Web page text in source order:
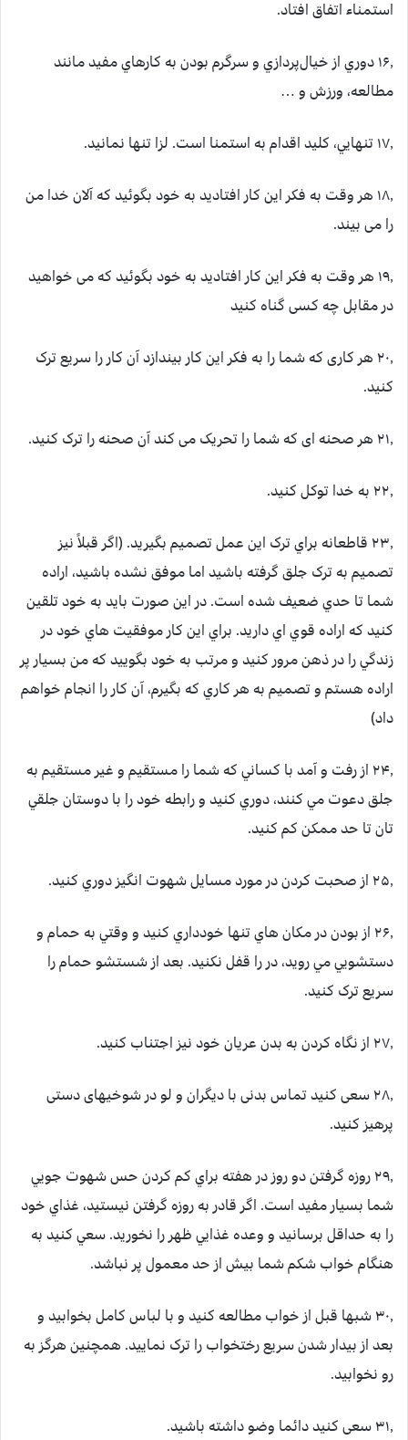
استمناء اتفاق افتاد.
۱۶٫ دوري از خيال‌پردازي و سرگرم بودن به كارهاي مفيد مانند
مطالعه، ورزش و …
۱۷٫ تنهايي، كليد اقدام به استمنا است. لزا تنها نمانید.
۱۸٫ هر وقت به فکر این کار افتادید به خود بگوئید که آلان خدا من
را می بیند.
۱۹٫ هر وقت به فکر این کار افتادید به خود بگوئید که می خواهید
در مقابل چه کسی گناه کنید
۲۰٫ هر کاری که شما را به فکر این کار بیندازد آن کار را سریع ترک
کنید.
۲۱٫ هر صحنه ای که شما را تحریک می کند آن صحنه را ترک کنید.
۲۲٫ به خدا توکل کنيد.
۲۳٫ قاطعانه براي ترک این عمل تصميم بگيريد. (اگر قبلاً نيز
تصميم به ترک جلق گرفته باشيد اما موفق نشده باشيد، اراده
شما تا حدي ضعيف شده است. در اين صورت بايد به خود تلقين
کنيد که اراده قوي اي داريد. براي اين کار موفقيت هاي خود در
زندگي را در ذهن مرور کنيد و مرتب به خود بگوييد که من بسيار پر
اراده هستم و تصميم به هر کاري که بگيرم، آن کار را انجام خواهم
داد)
۲۴٫ از رفت و آمد با کساني که شما را مستقيم و غير مستقيم به
جلق دعوت مي کنند، دوري کنيد و رابطه خود را با دوستان جلقي
تان تا حد ممکن کم کنيد.
۲۵٫ از صحبت کردن در مورد مسايل شهوت انگيز دوري کنيد.
۲۶٫ از بودن در مکان هاي تنها خودداري کنيد و وقتي به حمام و
دستشويي مي رويد، در را قفل نکنيد. بعد از شستشو حمام را
سريع ترک کنيد.
۲۷٫ از نگاه کردن به بدن عريان خود نيز اجتناب کنيد.
۲۸٫ سعی کنید تماس بدنی با دیگران و لو در شوخیهای دستی
پرهیز کنید.
۲۹٫ روزه گرفتن دو روز در هفته براي کم کردن حس شهوت جويي
شما بسيار مفيد است. اگر قادر به روزه گرفتن نيستيد، غذاي خود
را به حداقل برسانيد و وعده غذايي ظهر را نخوريد. سعي کنيد به
هنگام خواب شکم شما بيش از حد معمول پر نباشد.
۳۰٫ شبها قبل از خواب مطالعه کنيد و با لباس کامل بخوابيد و
بعد از بيدار شدن سريع رختخواب را ترک نماييد. همچنين هرگز به
رو نخوابيد.
۳۱٫ سعی کنید دائما وضو داشته باشید.